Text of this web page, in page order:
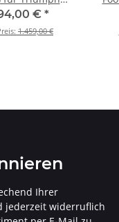
- BJ. 2016 >
HCQTBL)
€ *
1.459,00 €
Ihrer
jederzeit widerruflich